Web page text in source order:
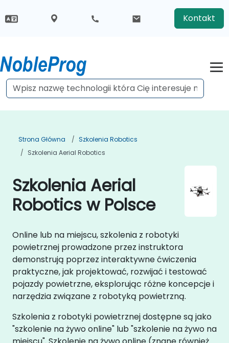
Kontakt
Strona Główna
Szkolenia Robotics
Szkolenia Aerial Robotics
Szkolenia Aerial
Robotics w Polsce
Online lub na miejscu, szkolenia z robotyki
powietrznej prowadzone przez instruktora
demonstrują poprzez interaktywne ćwiczenia
praktyczne, jak projektować, rozwijać i testować
pojazdy powietrzne, eksplorując różne koncepcje i
narzędzia związane z robotyką powietrzną.
Szkolenia z robotyki powietrznej dostępne są jako
"szkolenie na żywo online" lub "szkolenie na żywo na